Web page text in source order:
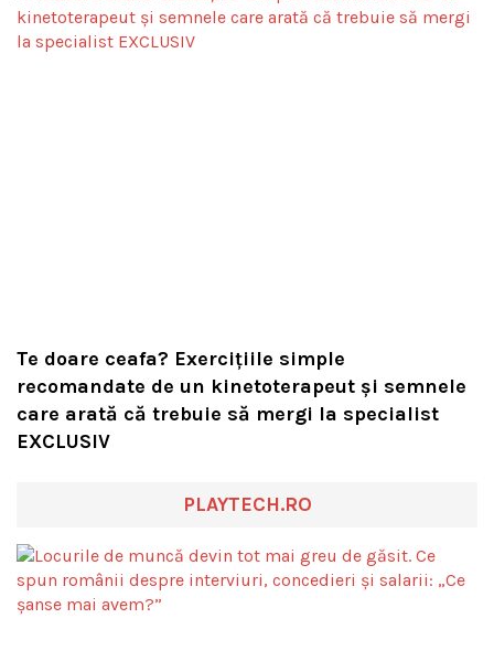
Te doare ceafa? Exercițiile simple
recomandate de un kinetoterapeut și semnele
care arată că trebuie să mergi la specialist
EXCLUSIV
PLAYTECH.RO